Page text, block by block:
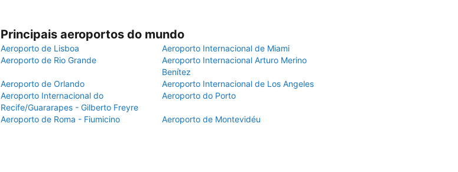
Principais aeroportos do mundo
Aeroporto de Lisboa
Aeroporto Internacional de Miami
Aeroporto de Rio Grande
Aeroporto Internacional Arturo Merino
Benítez
Aeroporto de Orlando
Aeroporto Internacional de Los Angeles
Aeroporto Internacional do
Recife/Guararapes - Gilberto Freyre
Aeroporto do Porto
Aeroporto de Roma - Fiumicino Aeroporto de Montevidéu